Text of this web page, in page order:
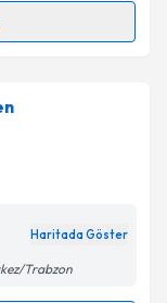
oluşturun.
bir takvim
Aydınlatma
Haritada Göster
Trabzon